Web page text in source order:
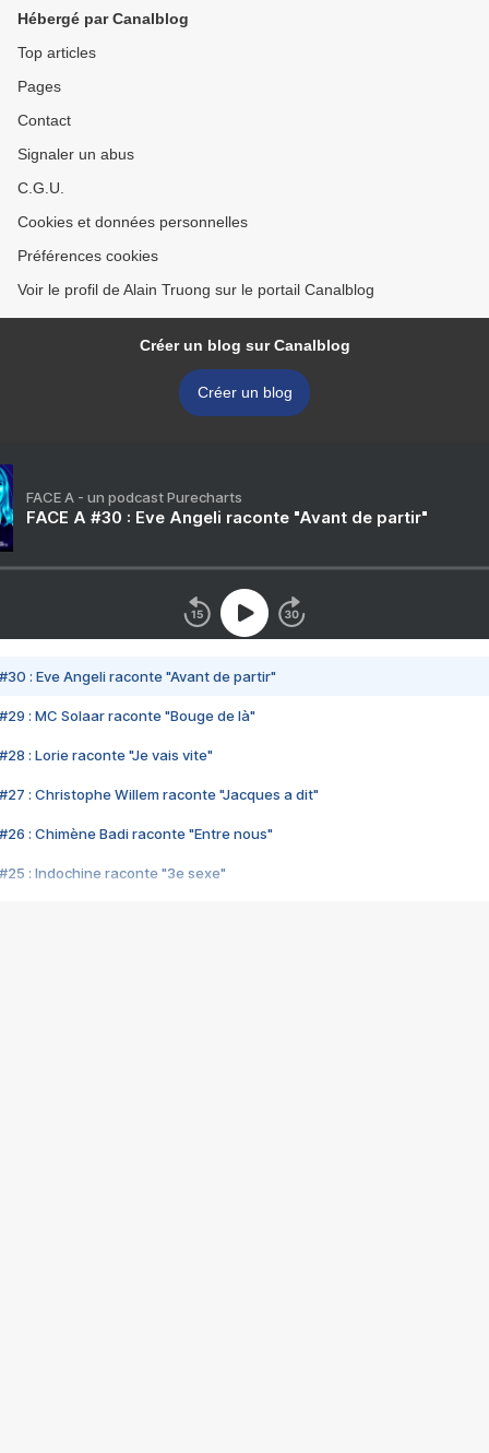
Hébergé par Canalblog
Top articles
Pages
Contact
Signaler un abus
C.G.U.
Cookies et données personnelles
Préférences cookies
Voir le profil de Alain Truong sur le portail Canalblog
Créer un blog sur Canalblog
Créer un blog
FACE A - un podcast Purecharts
FACE A #30 : Eve Angeli raconte "Avant de partir"
#30 : Eve Angeli raconte "Avant de partir"
#29 : MC Solaar raconte "Bouge de là"
#28 : Lorie raconte "Je vais vite"
#27 : Christophe Willem raconte "Jacques a dit"
#26 : Chimène Badi raconte "Entre nous"
#25 : Indochine raconte "3e sexe"